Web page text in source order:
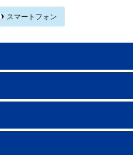
スマートフォン